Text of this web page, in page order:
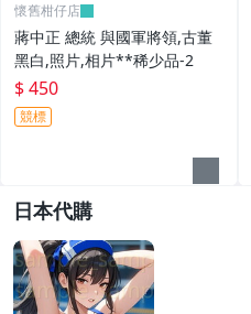
懷舊柑仔店
蔣中正 總統 與國軍將領,古董
黑白,照片,相片**稀少品-2
$ 450
競標
日本代購